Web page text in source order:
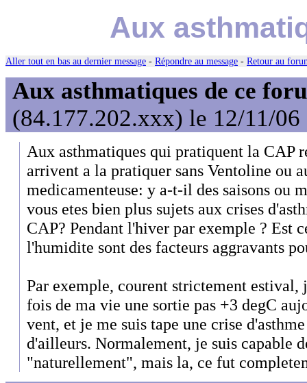
Aux
Aller tout en bas au dernier message - Répondre au message - Retour au
Aux asthmatiques de ce
(84.177.202.xxx) le 12/11/06
Aux asthmatiques qui pratiquent la CAP
arrivent a la pratiquer sans Ventoline ou
medicamenteuse: y a-t-il des saisons ou
vous etes bien plus sujets aux crises
CAP? Pendant l'hiver par exemple ? Est
l'humidite sont des facteurs aggravants
Par exemple, courent strictement
fois de ma vie une sortie pas +3 degC
vent, et je me suis tape une crise
d'ailleurs. Normalement, je suis capable
"naturellement", mais la, ce fut